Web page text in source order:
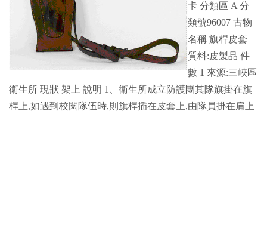
卡 分類區 A 分
類號96007 古物
名稱 旗桿皮套
質料:皮製品 件
數 1 來源:三峽區
衛生所 現狀 架上 說明 1、衛生所成立防護團其隊旗掛在旗
桿上,如遇到校閱隊伍時,則旗桿插在皮套上,由隊員掛在肩上